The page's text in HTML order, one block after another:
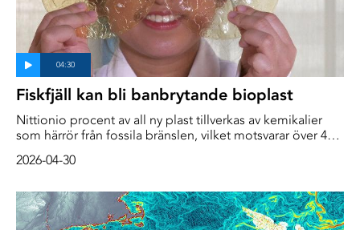
Fiskfjäll kan bli banbrytande bioplast
Nittionio procent av all ny plast tillverkas av kemikalier
som härrör från fossila bränslen, vilket motsvarar över 400
idrottsarenor, fyllda till brädden med plast. Enligt
utveckling (OECD) planerar plast- och petrokemisk
industri att tredubbla plastproduktionen fram till 2060.
2026-04-30